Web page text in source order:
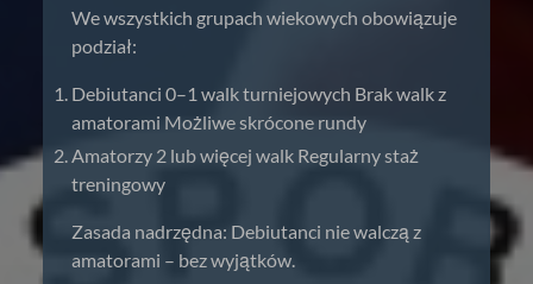
We wszystkich grupach wiekowych obowiązuje
podział:
Debiutanci 0–1 walk turniejowych Brak walk z
amatorami Możliwe skrócone rundy
Amatorzy 2 lub więcej walk Regularny staż
treningowy
Zasada nadrzędna: Debiutanci nie walczą z
amatorami – bez wyjątków.